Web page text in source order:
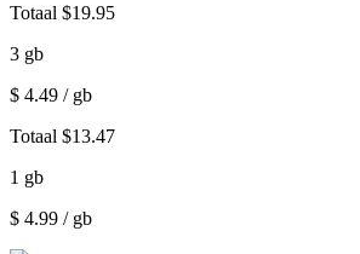
Totaal $19.95
3 gb
$ 4.49 / gb
Totaal $13.47
1 gb
$ 4.99 / gb